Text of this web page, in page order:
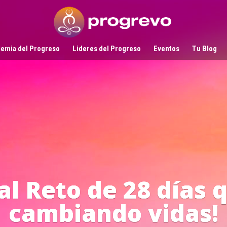
del Progreso Lideres del Progreso Eventos Tu Blog
Líderes